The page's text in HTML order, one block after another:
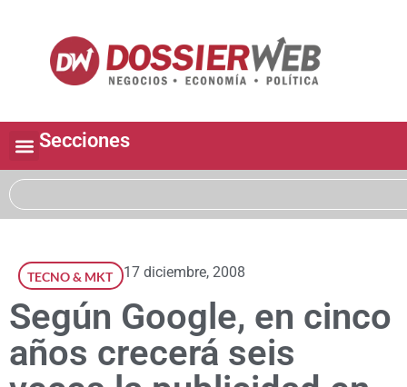
Secciones
TECNO & MKT 17 diciembre, 2008
Según Google, en cinco
años crecerá seis